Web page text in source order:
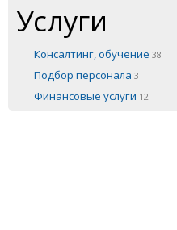
Услуги
Консалтинг, обучение 38
Подбор персонала 3
Финансовые услуги 12